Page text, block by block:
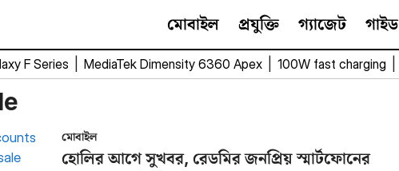
মোবাইল প্রযুক্তি গ্যাজেট গাইড
F Series MediaTek Dimensity 6360 Apex 100W fast charging
মোবাইল
হোলির আগে সুখবর, রেডমির জনপ্রিয় স্মার্টফোনের